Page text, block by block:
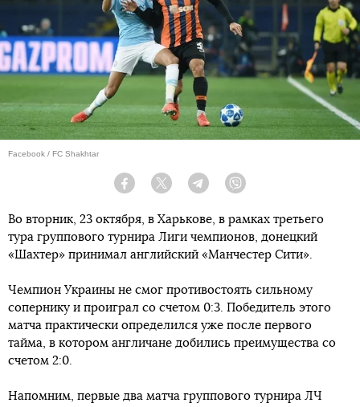
Facebook / FC Shakhtar
Facebook Twitter Telegram
Во вторник, 23 октября, в Харькове, в рамках третьего
тура группового турнира Лиги чемпионов, донецкий
«Шахтер» принимал английский «Манчестер Сити».
Чемпион Украины не смог противостоять сильному
сопернику и проиграл со счетом 0:3. Победитель этого
матча практически определился уже после первого
тайма, в котором англичане добились преимущества со
счетом 2:0.
Напомним, первые два матча группового турнира ЛЧ